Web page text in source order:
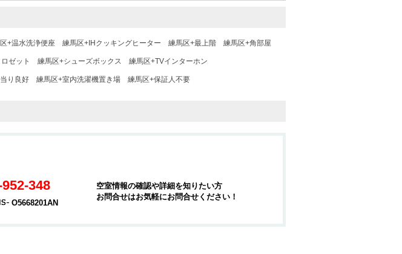
+温水洗浄便座 練馬区+IHクッキングヒーター 練馬区+最上階 練馬区+角部屋
ゼット 練馬区+シューズボックス 練馬区+TVインターホン
り良好 練馬区+室内洗濯機置き場 練馬区+保証人不要
348
O5668201AN
空室情報の確認や詳細を知りたい方
お問合せはお気軽にお問合せください！